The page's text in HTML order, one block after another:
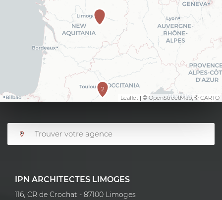
IPN ARCHITECTES LIMOGES
116, CR de Crochat - 87100 Limoges
2
Leaflet | © OpenStreetMap, © CARTO